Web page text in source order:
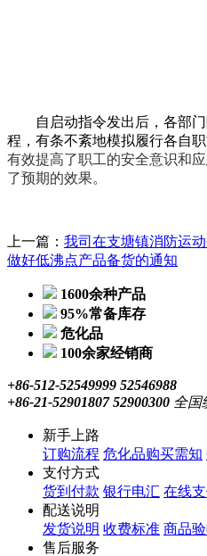
自启动指令发出后，各部门
程，有条不紊地模拟履行各自职
有效提高了职工的安全意识和
了预期的效果。
上一篇： 我司在支塘镇消防运
做好低沸点产品备货的通知
1600余种产品
95%常备库存
危化品
100余家经销商
+86-512-52549999 52546988
+86-21-52901807 52900300 全国
新手上路
订购流程 危化品购买需知
支付方式
货到付款 银行电汇 在线
配送说明
发货说明 收费标准 商品
售后服务